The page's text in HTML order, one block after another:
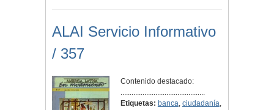
ALAI Servicio Informativo
/ 357
Contenido destacado:
..............................................
Etiquetas: banca, ciudadanía,